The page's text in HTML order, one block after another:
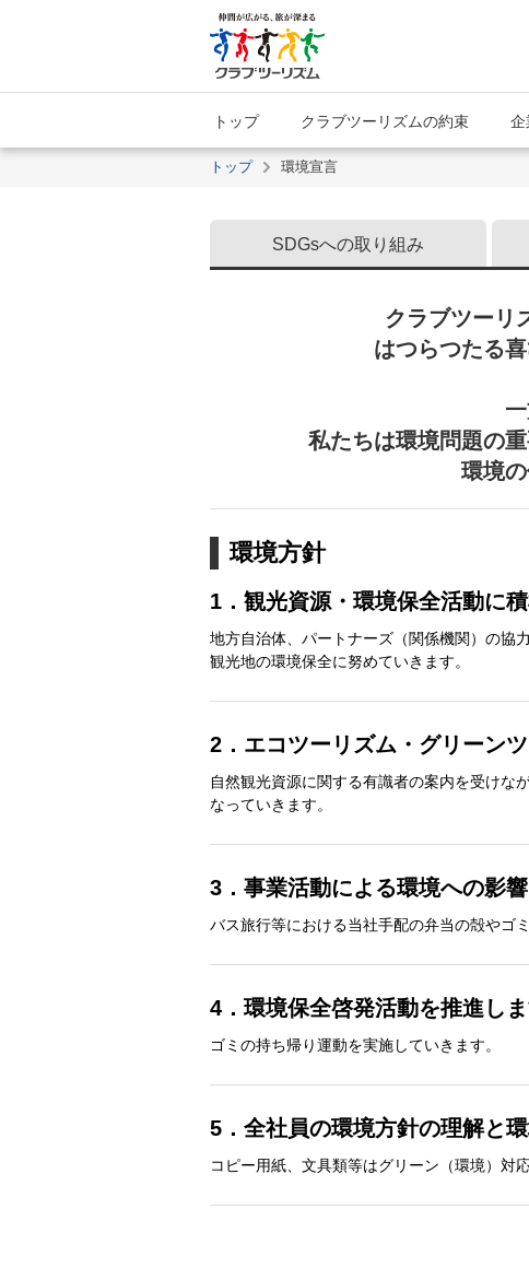
トップ クラブツーリズムの約束 企
トップ 環境宣言
SDGsへの取り組み
クラブツーリ
はつらつたる
私たちは環境問題の
環境
環境方針
1．観光資源・環境保全活動に
地方自治体、パートナーズ（関係機関）の協
観光地の環境保全に努めていきます。
2．エコツーリズム・グリーン
自然観光資源に関する有識者の案内を受けな
なっていきます。
3．事業活動による環境への影
バス旅行等における当社手配の弁当の殻やゴ
4．環境保全啓発活動を推進しま
ゴミの持ち帰り運動を実施していきます。
5．全社員の環境方針の理解と
コピー用紙、文具類等はグリーン（環境）対